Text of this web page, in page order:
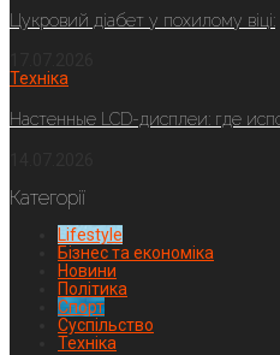
Цукровий діабет у похилому віці:
Техніка
Настенные LCD-дисплеи: где
Категорії
Lifestyle
Бізнес та економіка
Новини
Політика
Спорт
Суспільство
Техніка